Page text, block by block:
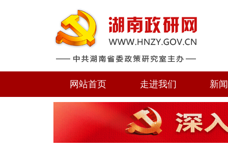
网站首页 走进我们 新